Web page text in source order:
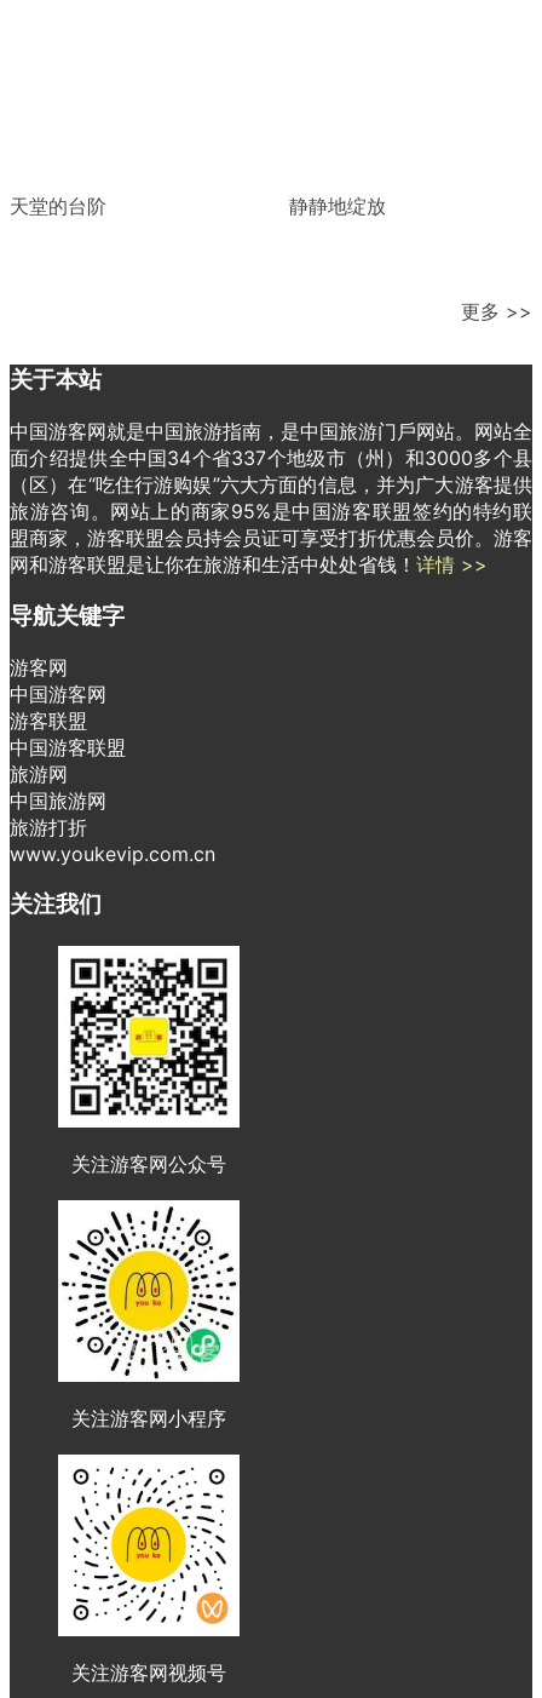
天堂的台阶 静静地绽放
更多 >>
关于本站
中国游客网就是中国旅游指南，是中国旅游门戶网站。网站全
面介绍提供全中国34个省337个地级市（州）和3000多个县
（区）在“吃住行游购娱”六大方面的信息，并为广大游客提供
旅游咨询。网站上的商家95%是中国游客联盟签约的特约联
盟商家，游客联盟会员持会员证可享受打折优惠会员价。游客
网和游客联盟是让你在旅游和生活中处处省钱！ 详情 >>
导航关键字
游客网
中国游客网
游客联盟
中国游客联盟
旅游网
中国旅游网
旅游打折
www.youkevip.com.cn
关注我们
关注游客网公众号
关注游客网小程序
关注游客网视频号